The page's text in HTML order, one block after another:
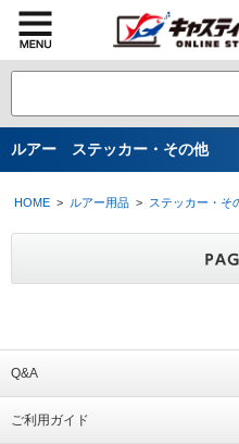
ルアー ステッカー・その他
HOME > ルアー用品 > ステッカー・そ
Q&A
ご利用ガイド